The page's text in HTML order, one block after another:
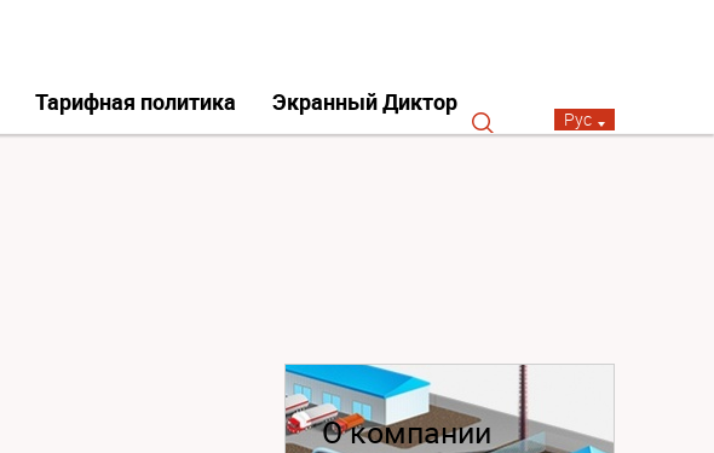
Тарифная политика Экранный Диктор
Рус
О компании